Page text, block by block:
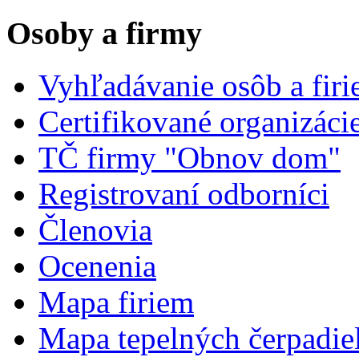
Osoby a firmy
Vyhľadávanie osôb a
Certifikované
TČ firmy "Obnov dom"
Registrovaní odborníci
Členovia
Ocenenia
Mapa firiem
Mapa tepelných